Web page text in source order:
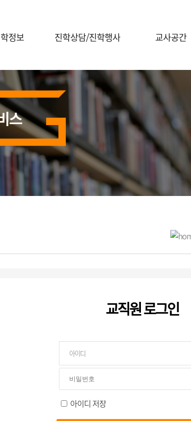
정보
입정보
학별 정보
진학상담/진학행사
진학전문지원관 상담신청
대교협 진학상담교사
상담신청
교사공간
센터자료실
공유자료실
감자바
찾아가는
상담/면접 요청
(학교)
스
교직원 로그인
아이디 저장